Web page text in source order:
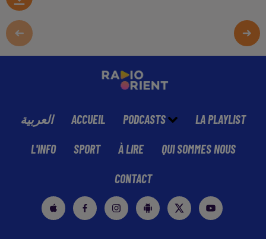
العربية ACCUEIL PODCASTS LA PLAYLIST
L'INFO SPORT À LIRE QUI SOMMES NOUS
CONTACT